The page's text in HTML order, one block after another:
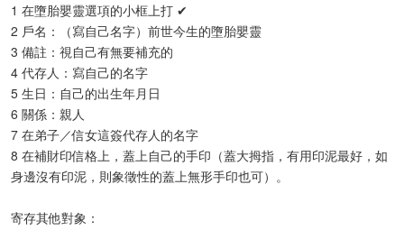
1 在墮胎嬰靈選項的小框上打 ✔
2 戶名：（寫自己名字）前世今生的墮胎嬰靈
3 備註：視自己有無要補充的
4 代存人：寫自己的名字
5 生日：自己的出生年月日
6 關係：親人
7 在弟子／信女這簽代存人的名字
8 在補財印信格上，蓋上自己的手印（蓋大拇指，有用印泥最好，如
身邊沒有印泥，則象徵性的蓋上無形手印也可）。​
寄存其他對象：